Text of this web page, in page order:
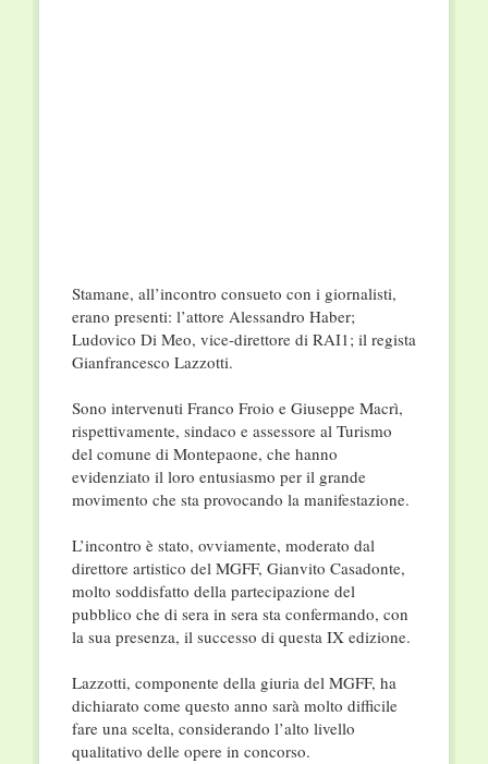
Stamane, all’incontro consueto con i giornalisti,
erano presenti: l’attore Alessandro Haber;
Ludovico Di Meo, vice-direttore di RAI1; il regista
Gianfrancesco Lazzotti.
Sono intervenuti Franco Froio e Giuseppe Macrì,
rispettivamente, sindaco e assessore al Turismo
del comune di Montepaone, che hanno
evidenziato il loro entusiasmo per il grande
movimento che sta provocando la manifestazione.
L’incontro è stato, ovviamente, moderato dal
direttore artistico del MGFF, Gianvito Casadonte,
molto soddisfatto della partecipazione del
pubblico che di sera in sera sta confermando, con
la sua presenza, il successo di questa IX edizione.
Lazzotti, componente della giuria del MGFF, ha
dichiarato come questo anno sarà molto difficile
fare una scelta, considerando l’alto livello
qualitativo delle opere in concorso.